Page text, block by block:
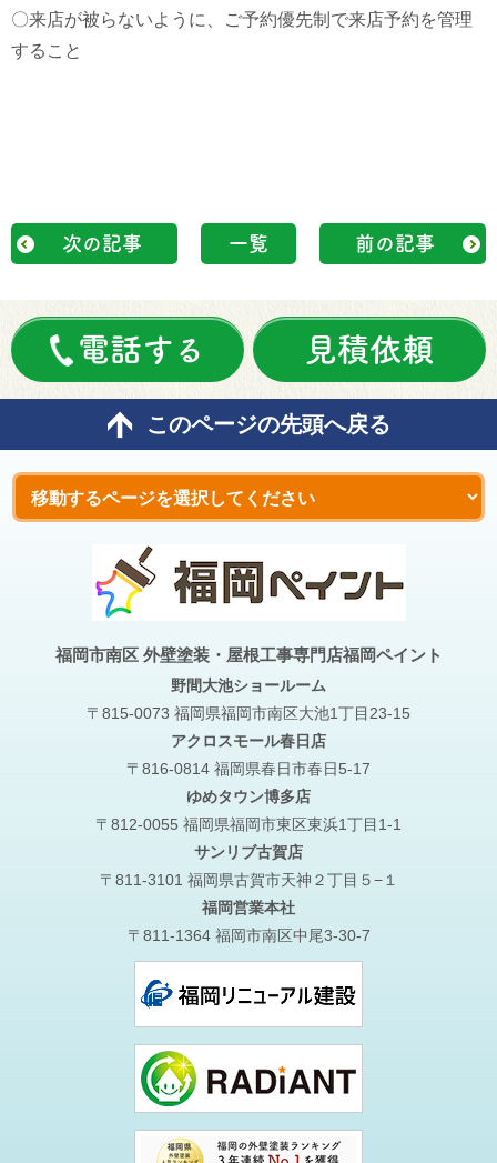
〇来店が被らないように、ご予約優先制で来店予約を管理
すること
次の記事 一覧 前の記事
電話する 見積依頼
このページの先頭へ戻る
福岡市南区 外壁塗装・屋根工事専門店福岡ペイント
野間大池ショールーム
〒815-0073 福岡県福岡市南区大池1丁目23-15
アクロスモール春日店
〒816-0814 福岡県春日市春日5-17
ゆめタウン博多店
〒812-0055 福岡県福岡市東区東浜1丁目1-1
サンリブ古賀店
〒811-3101 福岡県古賀市天神２丁目５−１
福岡営業本社
〒811-1364 福岡市南区中尾3-30-7